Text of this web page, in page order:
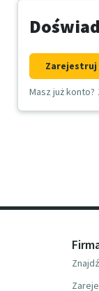
Zarejestruj
Masz już konto?